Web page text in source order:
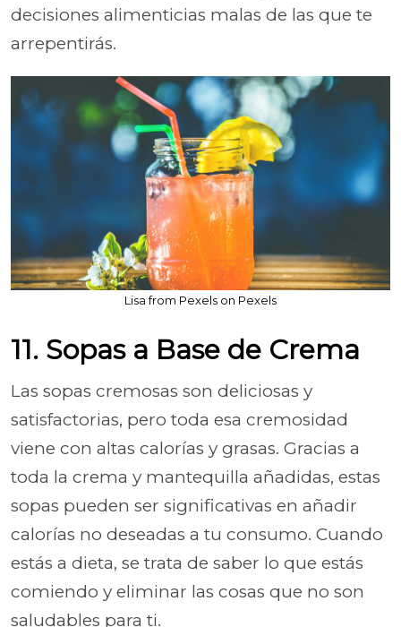
decisiones alimenticias malas de las que te
arrepentirás.
Lisa from Pexels on Pexels
11. Sopas a Base de Crema
Las sopas cremosas son deliciosas y
satisfactorias, pero toda esa cremosidad
viene con altas calorías y grasas. Gracias a
toda la crema y mantequilla añadidas, estas
sopas pueden ser significativas en añadir
calorías no deseadas a tu consumo. Cuando
estás a dieta, se trata de saber lo que estás
comiendo y eliminar las cosas que no son
saludables para ti.